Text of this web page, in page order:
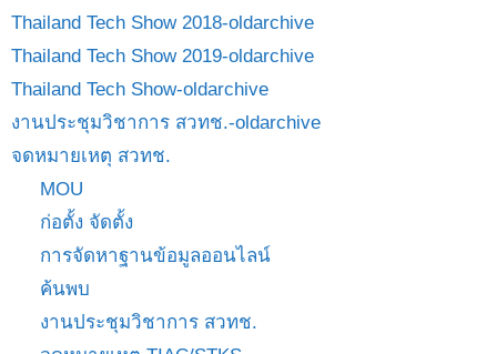
Thailand Tech Show 2018-oldarchive
Thailand Tech Show 2019-oldarchive
Thailand Tech Show-oldarchive
งานประชุมวิชาการ สวทช.-oldarchive
จดหมายเหตุ สวทช.
MOU
ก่อตั้ง จัดตั้ง
การจัดหาฐานข้อมูลออนไลน์
ค้นพบ
งานประชุมวิชาการ สวทช.